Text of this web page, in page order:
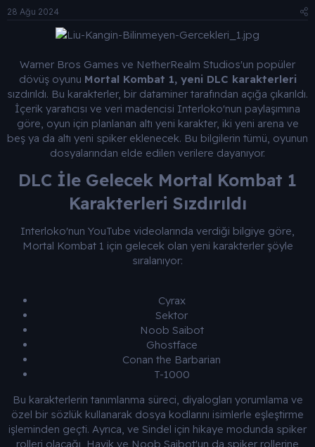
u
y
a
t
a
n
n
g
t
a
r
i
h
t
l
28 Ağu 2024
Warner Bros Games ve NetherRealm Studios'un popüler
dövüş oyunu Mortal Kombat 1, yeni DLC karakterleri
sızdırıldı. Bu karakterler, bir dataminer tarafından açığa çıkarıldı.
İçerik yaratıcısı ve veri madencisi Interloko'nun paylaşımına
göre, oyun için planlanan altı yeni karakter, iki yeni arena ve
beş ya da altı yeni spiker eklenecek. Bu bilgilerin tümü, oyunun
dosyalarından elde edilen verilere dayanıyor.​
DLC İle Gelecek Mortal Kombat 1
Karakterleri Sızdırıldı​
Interloko'nun YouTube videolarında verdiği bilgiye göre,
Mortal Kombat 1 için gelecek olan yeni karakterler şöyle
sıralanıyor:
Cyrax​
Sektor​
Noob Saibot​
Ghostface​
Conan the Barbarian​
T-1000​
Bu karakterlerin tanımlanma süreci, diyalogları yorumlama ve
özel bir sözlük kullanarak dosya kodlarını isimlerle eşleştirme
işleminden geçti. Ayrıca, ve Sindel için hikaye modunda spiker
rolleri olacağı, Havik ve Noob Saibot'un da spiker rollerine